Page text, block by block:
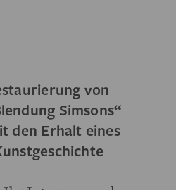
von
Simsons“
den Erhalt eines